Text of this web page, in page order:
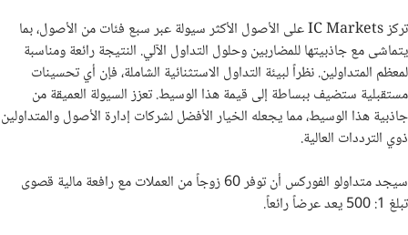
تركزIC Marketsعلى الأصول الأكثر سيولة عبر سبع فئات من الأصول، بما
يتماشى مع جاذبيتها للمضاربين وحلول التداول الآلي. النتيجة رائعة ومناسبة
لمعظم المتداولين. نظراً لبيئة التداول الاستثنائية الشاملة، فإن أي تحسينات
مستقبلية ستضيف ببساطة إلى قيمة هذا الوسيط. تعزز السيولة العميقة من
جاذبية هذا الوسيط، مما يجعله الخيار الأفضل لشركات إدارة الأصول والمتداولين
ذوي الترددات العالية.
سيجد متداولو الفوركس أن توفر 60 زوجاً من العملات مع رافعة مالية قصوى
تبلغ 1: 500 يعد عرضاً رائعاً.